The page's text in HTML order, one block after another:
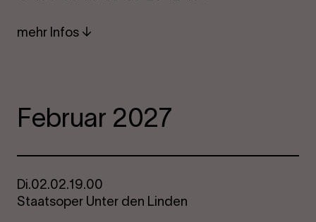
mehr Infos
Februar 2027
Di.02.02.19.00
Staatsoper Unter den Linden